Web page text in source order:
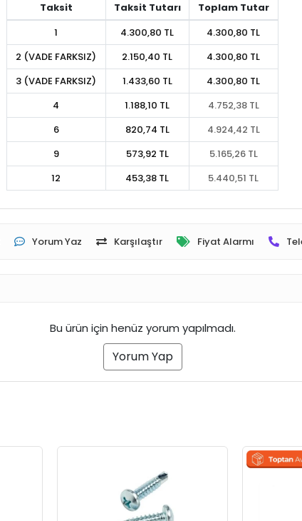
Taksit Taksit Tutarı
Toplam Tutar
1
4.300,80 TL
4.300,80 TL
2 (VADE FARKSIZ)
2.150,40 TL
4.300,80 TL
3 (VADE FARKSIZ)
1.433,60 TL
4.300,80 TL
4
1.188,10 TL
4.752,38 TL
6
820,74 TL
4.924,42 TL
9
573,92 TL
5.165,26 TL
12
453,38 TL 5.440,51 TL
Yorum Yaz Karşılaştır Fiyat Alarmı
Bu ürün için henüz yorum yapılmadı.
Yorum Yap